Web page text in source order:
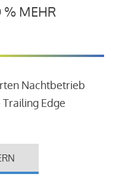
% MEHR
Nachtbetrieb
Edge